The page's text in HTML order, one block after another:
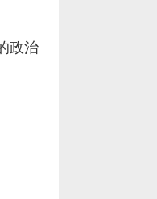
政治